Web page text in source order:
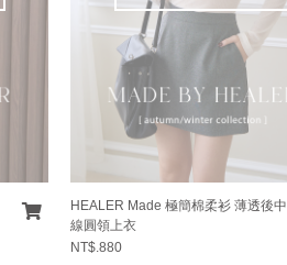
HEALER Made 極簡棉柔衫 薄透後中
線圓領上衣
NT$.880